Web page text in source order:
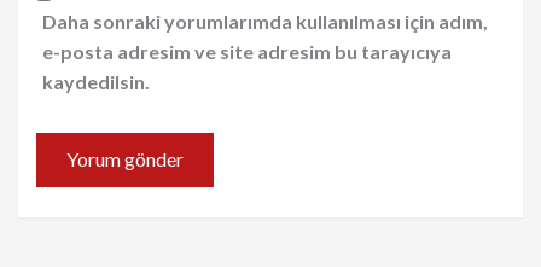
Daha sonraki yorumlarımda kullanılması için adım,
e-posta adresim ve site adresim bu tarayıcıya
kaydedilsin.